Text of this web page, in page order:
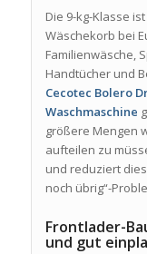
Die 9-kg-Klasse
Wäschekorb bei
Familienwäsche,
Handtücher und
Cecotec Bolero
Waschmaschine
größere Mengen
aufteilen zu
und reduziert
noch übrig“-
Frontlader-
und gut